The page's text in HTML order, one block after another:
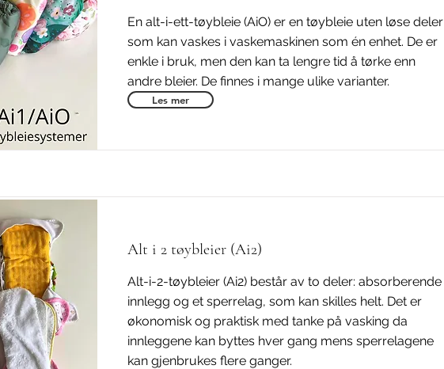
En alt-i-ett-tøybleie (AiO) er en tøybleie uten løse deler
som kan vaskes i vaskemaskinen som én enhet. De er
enkle i bruk, men den kan ta lengre tid å tørke enn
andre bleier. De finnes i mange ulike varianter.
Les mer
Alt i 2 tøybleier (Ai2)
Alt-i-2-tøybleier (Ai2) består av to deler: absorberende
innlegg og et sperrelag, som kan skilles helt. Det er
økonomisk og praktisk med tanke på vasking da
innleggene kan byttes hver gang mens sperrelagene
kan gjenbrukes flere ganger.